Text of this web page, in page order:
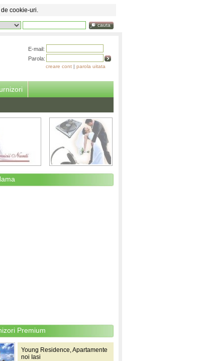
cookie-uri.
cauta
E-mail:
Parola:
creare cont | parola uitata
Premium
Young Residence, Apartamente
noi Iasi